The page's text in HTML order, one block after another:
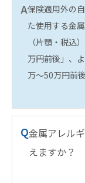
A保険適用外の
た使用する金
（片顎・税込
万円前後」、
万〜50万円前
Q金属アレル
えますか？